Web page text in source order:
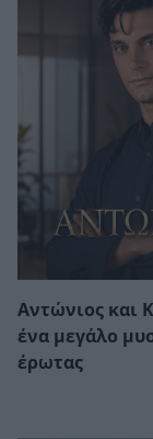
Αντώνιος και
ένα μεγάλο
έρωτας